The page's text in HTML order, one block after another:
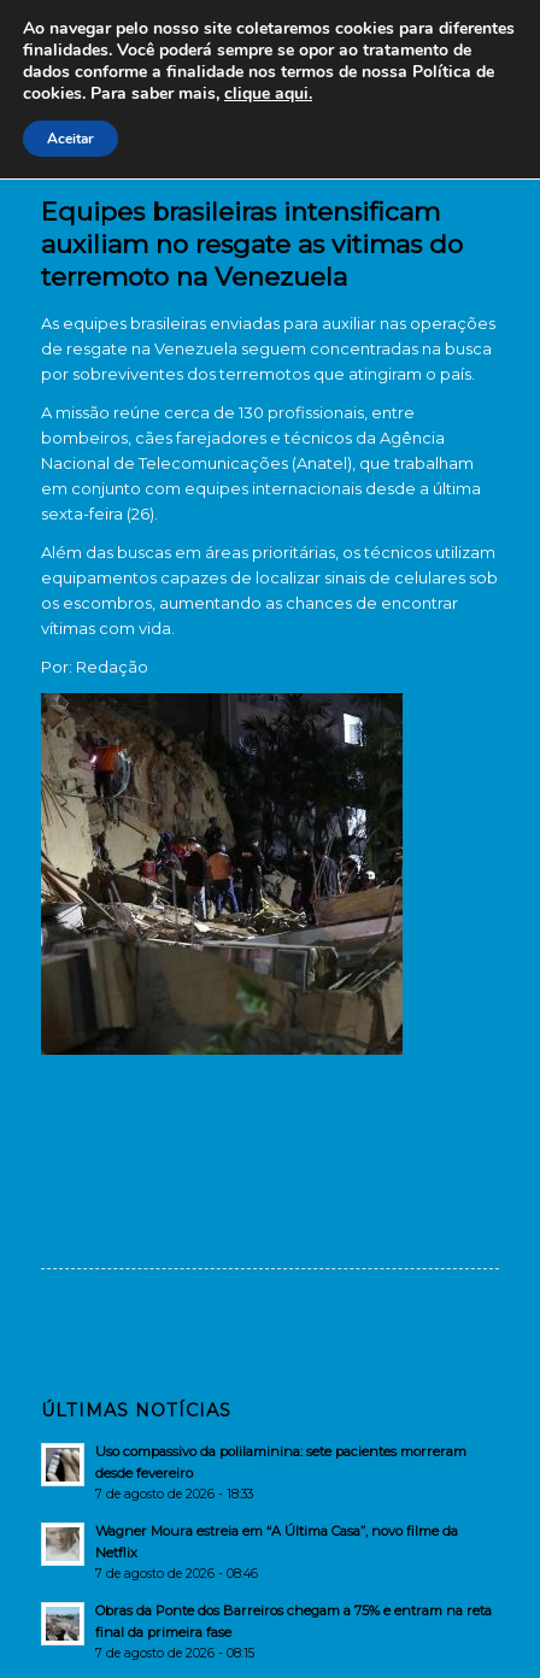
Equipes brasileiras intensificam
auxiliam no resgate as vitimas do
terremoto na Venezuela
As equipes brasileiras enviadas para auxiliar nas operações
de resgate na Venezuela seguem concentradas na busca
por sobreviventes dos terremotos que atingiram o país.
A missão reúne cerca de 130 profissionais, entre
bombeiros, cães farejadores e técnicos da Agência
Nacional de Telecomunicações (Anatel), que trabalham
em conjunto com equipes internacionais desde a última
sexta-feira (26).
Além das buscas em áreas prioritárias, os técnicos utilizam
equipamentos capazes de localizar sinais de celulares sob
os escombros, aumentando as chances de encontrar
vítimas com vida.
Por: Redação
ÚLTIMAS NOTÍCIAS
Uso compassivo da polilaminina: sete pacientes morreram
desde fevereiro
7 de agosto de 2026 - 18:33
Wagner Moura estreia em “A Última Casa”, novo filme da
Netflix
7 de agosto de 2026 - 08:46
Obras da Ponte dos Barreiros chegam a 75% e entram na reta
final da primeira fase
7 de agosto de 2026 - 08:15
Ao navegar pelo nosso site coletaremos cookies para diferentes
finalidades. Você poderá sempre se opor ao tratamento de
dados conforme a finalidade nos termos de nossa Política de
cookies. Para saber mais, clique aqui.
Aceitar